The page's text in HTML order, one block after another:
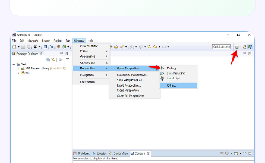
뷰브레이크 포인트 뷰를 이용하면 현재 어느 위치에 브레이크
포인트가 걸려있는지 알 수 있고 지정해둔 브레이크 포인트를
활성화 또는 비활성화 하는등의 관리가 가..